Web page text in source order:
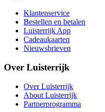
Klantenservice
Bestellen en betalen
Luisterrijk App
Cadeaukaarten
Nieuwsbrieven
Over Luisterrijk
Over Luisterrijk
About Luisterrijk
Partnerprogramma